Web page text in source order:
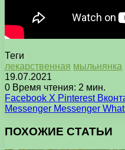
Теги
лекарственная мыльнянка
19.07.2021
0 Время чтения: 2 мин.
Facebook X Pinterest
Messenger Messenger
ПОХОЖИЕ СТАТЬИ